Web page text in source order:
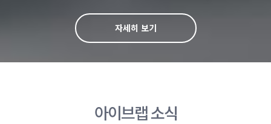
자세히 보기
아이브랩 소식